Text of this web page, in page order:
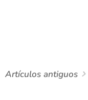
Artículos antiguos